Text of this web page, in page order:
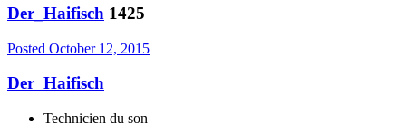
Der_Haifisch 1425
Posted October 12, 2015
Der_Haifisch
Technicien du son